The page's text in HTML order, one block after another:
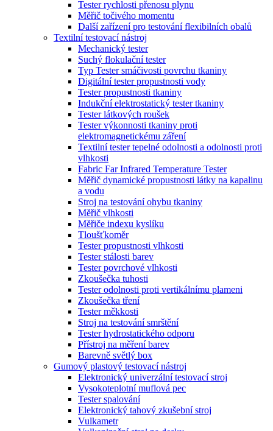
Tester rychlosti přenosu plynu
Měřič točivého momentu
Další zařízení pro testování flexibilních obalů
Textilní testovací nástroj
Mechanický tester
Suchý flokulační tester
Typ Tester smáčivosti povrchu tkaniny
Digitální tester propustnosti vody
Tester propustnosti tkaniny
Indukční elektrostatický tester tkaniny
Tester látkových roušek
Tester výkonnosti tkaniny proti
elektromagnetickému záření
Textilní tester tepelné odolnosti a odolnosti proti
vlhkosti
Fabric Far Infrared Temperature Tester
Měřič dynamické propustnosti látky na kapalinu
a vodu
Stroj na testování ohybu tkaniny
Měřič vlhkosti
Měřiče indexu kyslíku
Tloušťkoměr
Tester propustnosti vlhkosti
Tester stálosti barev
Tester povrchové vlhkosti
Zkoušečka tuhosti
Tester odolnosti proti vertikálnímu plameni
Zkoušečka tření
Tester měkkosti
Stroj na testování smrštění
Tester hydrostatického odporu
Přístroj na měření barev
Barevně světlý box
Gumový plastový testovací nástroj
Elektronický univerzální testovací stroj
Vysokoteplotní muflová pec
Tester spalování
Elektronický tahový zkušební stroj
Vulkametr